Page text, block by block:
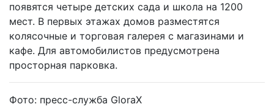
появятся четыре детских сада и школа на 1200
мест. В первых этажах домов разместятся
колясочные и торговая галерея с магазинами и
кафе. Для автомобилистов предусмотрена
просторная парковка.
Фото: пресс-служба GloraX